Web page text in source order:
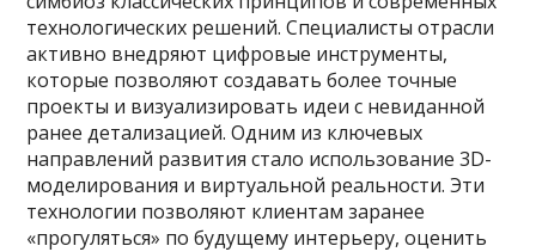
технологических решений. Специалисты отрасли
активно внедряют цифровые инструменты,
которые позволяют создавать более точные
проекты и визуализировать идеи с невиданной
ранее детализацией. Одним из ключевых
направлений развития стало использование 3D-
моделирования и виртуальной реальности. Эти
технологии позволяют клиентам заранее
«прогуляться» по будущему интерьеру, оценить